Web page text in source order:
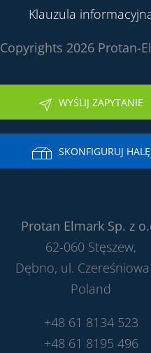
Klauzula
Copyrights 2026 Protan-
WYŚLIJ ZAPYTANIE
SKONFIGURUJ HALĘ
Protan Elmark Sp. z
62-060 Stęszew,
Dębno, ul.
Poland
+48 61 8134 523
+48 61 8195 496